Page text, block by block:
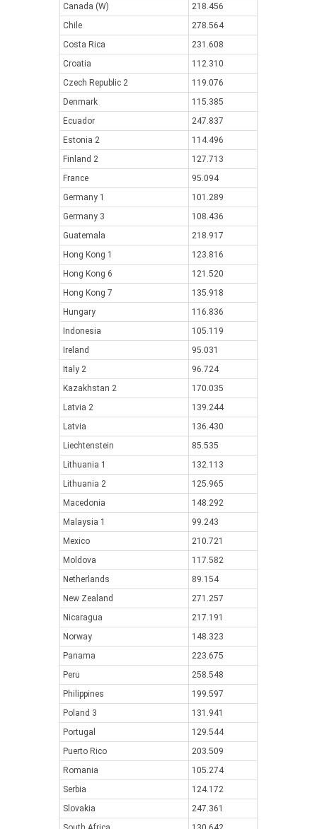
Canada (W)
218.456
Chile
278.564
Costa Rica
231.608
Croatia
112.310
Czech Republic 2
119.076
Denmark
115.385
Ecuador
247.837
Estonia 2
114.496
Finland 2
127.713
France
95.094
Germany 1
101.289
Germany 3
108.436
Guatemala
218.917
Hong Kong 1
123.816
Hong Kong 6
121.520
Hong Kong 7
135.918
Hungary
116.836
Indonesia
105.119
Ireland
95.031
Italy 2
96.724
Kazakhstan 2
170.035
Latvia 2
139.244
Latvia
136.430
Liechtenstein
85.535
Lithuania 1
132.113
Lithuania 2
125.965
Macedonia
148.292
Malaysia 1
99.243
Mexico
210.721
Moldova
117.582
Netherlands
89.154
New Zealand
271.257
Nicaragua
217.191
Norway
148.323
Panama
223.675
Peru
258.548
Philippines
199.597
Poland 3
131.941
Portugal
129.544
Puerto Rico
203.509
Romania
105.274
Serbia
124.172
Slovakia
247.361